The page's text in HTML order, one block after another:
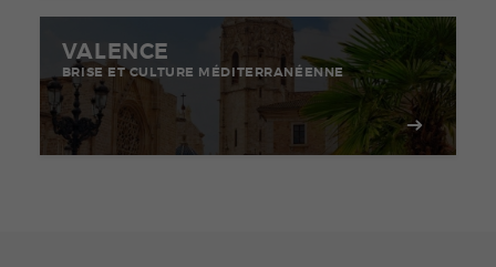
VALENCE
BRISE ET CULTURE MÉDITERRANÉENNE